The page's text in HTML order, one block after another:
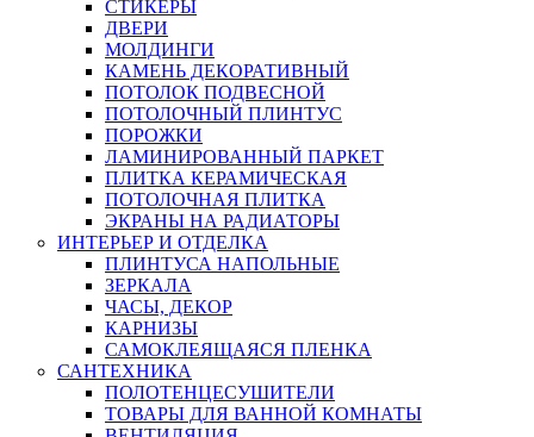
СТИКЕРЫ
ДВЕРИ
МОЛДИНГИ
КАМЕНЬ ДЕКОРАТИВНЫЙ
ПОТОЛОК ПОДВЕСНОЙ
ПОТОЛОЧНЫЙ ПЛИНТУС
ПОРОЖКИ
ЛАМИНИРОВАННЫЙ ПАРКЕТ
ПЛИТКА КЕРАМИЧЕСКАЯ
ПОТОЛОЧНАЯ ПЛИТКА
ЭКРАНЫ НА РАДИАТОРЫ
ИНТЕРЬЕР И ОТДЕЛКА
ПЛИНТУСА НАПОЛЬНЫЕ
ЗЕРКАЛА
ЧАСЫ, ДЕКОР
КАРНИЗЫ
САМОКЛЕЯЩАЯСЯ ПЛЕНКА
САНТЕХНИКА
ПОЛОТЕНЦЕСУШИТЕЛИ
ТОВАРЫ ДЛЯ ВАННОЙ КОМНАТЫ